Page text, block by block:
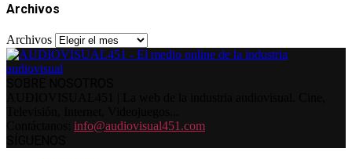
Archivos
Archivos
info@audiovisual451.com